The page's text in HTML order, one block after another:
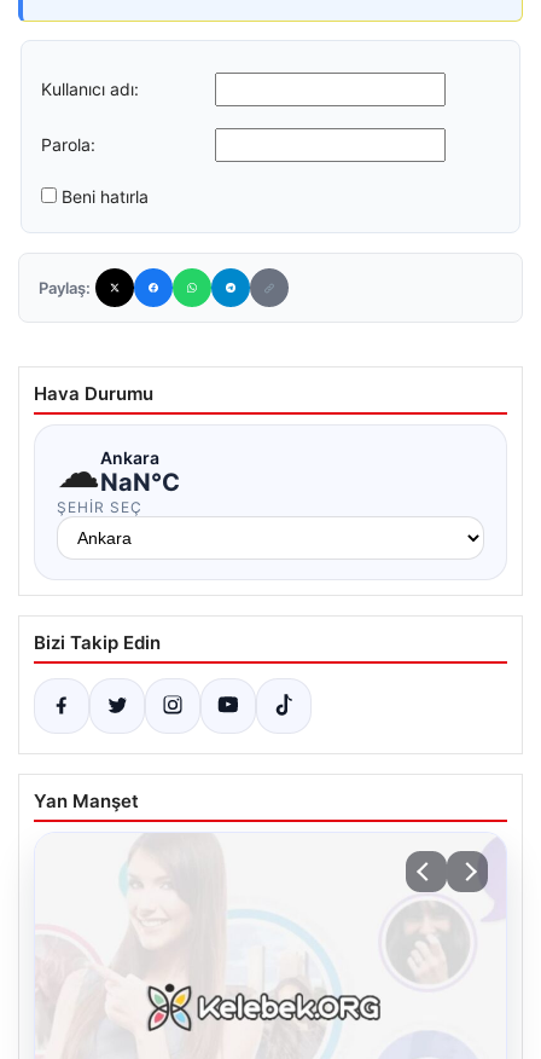
Kullanıcı adı:
Parola:
Beni hatırla
Paylaş:
Hava Durumu
☁Ankara
NaN°C
ŞEHIR SEÇ
Bizi Takip Edin
Yan Manşet